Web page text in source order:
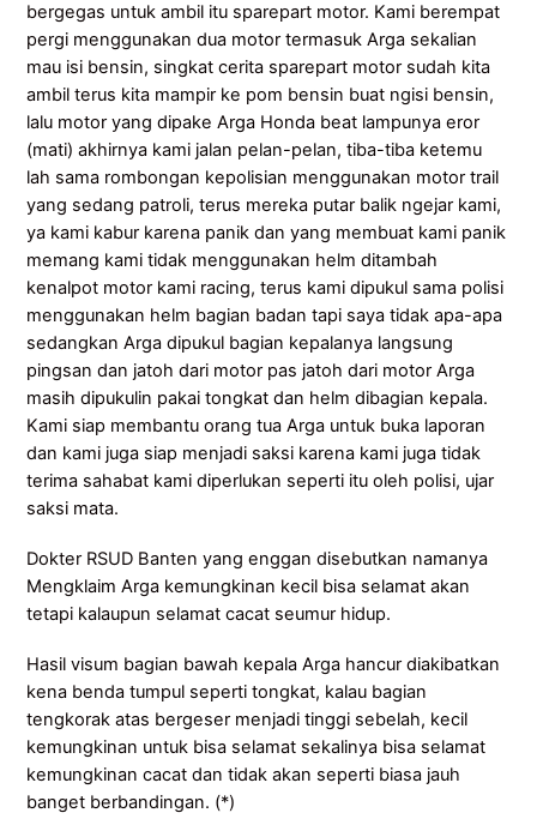
bergegas untuk ambil itu sparepart motor. Kami berempat
pergi menggunakan dua motor termasuk Arga sekalian
mau isi bensin, singkat cerita sparepart motor sudah kita
ambil terus kita mampir ke pom bensin buat ngisi bensin,
lalu motor yang dipake Arga Honda beat lampunya eror
(mati) akhirnya kami jalan pelan-pelan, tiba-tiba ketemu
lah sama rombongan kepolisian menggunakan motor trail
yang sedang patroli, terus mereka putar balik ngejar kami,
ya kami kabur karena panik dan yang membuat kami panik
memang kami tidak menggunakan helm ditambah
kenalpot motor kami racing, terus kami dipukul sama polisi
menggunakan helm bagian badan tapi saya tidak apa-apa
sedangkan Arga dipukul bagian kepalanya langsung
pingsan dan jatoh dari motor pas jatoh dari motor Arga
masih dipukulin pakai tongkat dan helm dibagian kepala.
Kami siap membantu orang tua Arga untuk buka laporan
dan kami juga siap menjadi saksi karena kami juga tidak
terima sahabat kami diperlukan seperti itu oleh polisi, ujar
saksi mata.
Dokter RSUD Banten yang enggan disebutkan namanya
Mengklaim Arga kemungkinan kecil bisa selamat akan
tetapi kalaupun selamat cacat seumur hidup.
Hasil visum bagian bawah kepala Arga hancur diakibatkan
kena benda tumpul seperti tongkat, kalau bagian
tengkorak atas bergeser menjadi tinggi sebelah, kecil
kemungkinan untuk bisa selamat sekalinya bisa selamat
kemungkinan cacat dan tidak akan seperti biasa jauh
banget berbandingan. (*)